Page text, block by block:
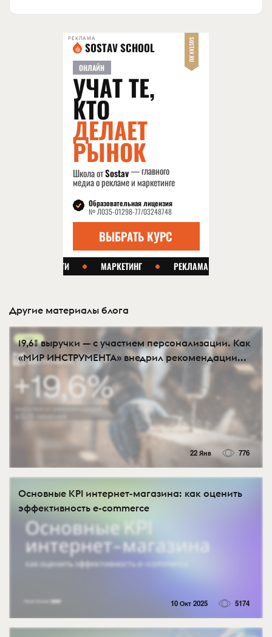
РЕКЛАМА
Другие материалы блога
19,6% выручки — с участием персонализации. Как
«МИР ИНСТРУМЕНТА» внедрил рекомендации...
22 Янв 776
Основные KPI интернет-магазина: как оценить
эффективность e-commerce
10 Окт 2025 5174